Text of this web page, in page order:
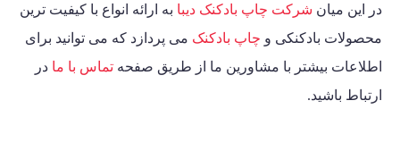
در این میان شرکت چاپ بادکنک دیبا به ارائه انواع با کیفیت ترین
محصولات بادکنکی و چاپ بادکنک می پردازد که می توانید برای
اطلاعات بیشتر با مشاورین ما از طریق صفحه تماس با ما در
ارتباط باشید.